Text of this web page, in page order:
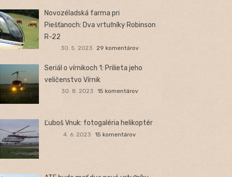
Novozéladská farma pri
Piešťanoch: Dva vrtuľníky Robinson
R-22
30. 5. 2023 29 komentárov
Seriál o vírnikoch 1: Prilieta jeho
veličenstvo Vírnik
30. 8. 2023 15 komentárov
Ľuboš Vnuk: fotogaléria helikoptér
4. 6. 2023 15 komentárov